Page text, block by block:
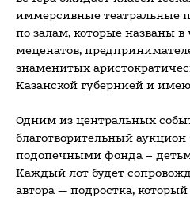
иммерсивные театральные
по залам, которые названы
меценатов,
знаменитых
Казанской губернией и
Одним из центральных
благотворительный
подопечными фонда –
Каждый лот будет
автора — подростка,